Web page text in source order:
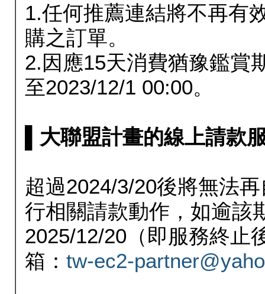
1.任何推薦連結將不再有
購之訂單。
2.因應15天消費猶豫鑑賞
至2023/12/1 00:00。
▌大聯盟計畫的線上請款
超過2024/3/20後將無法
行相關請款動作，如逾該
2025/12/20（即服務終止
箱： tw-ec2-